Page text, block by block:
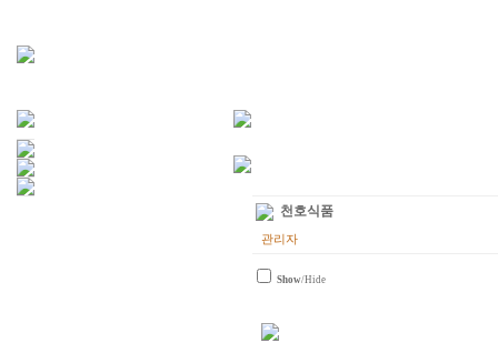
천호식품
관리자
Show/Hide